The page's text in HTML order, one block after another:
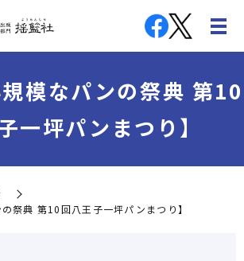
規模なパンの祭典 第10
一坪パンまつり】
祭典 第10回八王子一坪パンまつり】